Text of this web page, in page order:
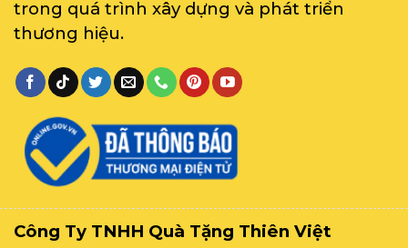
trong quá trình xây dựng và phát triển
thương hiệu.
Công Ty TNHH Quà Tặng Thiên Việt